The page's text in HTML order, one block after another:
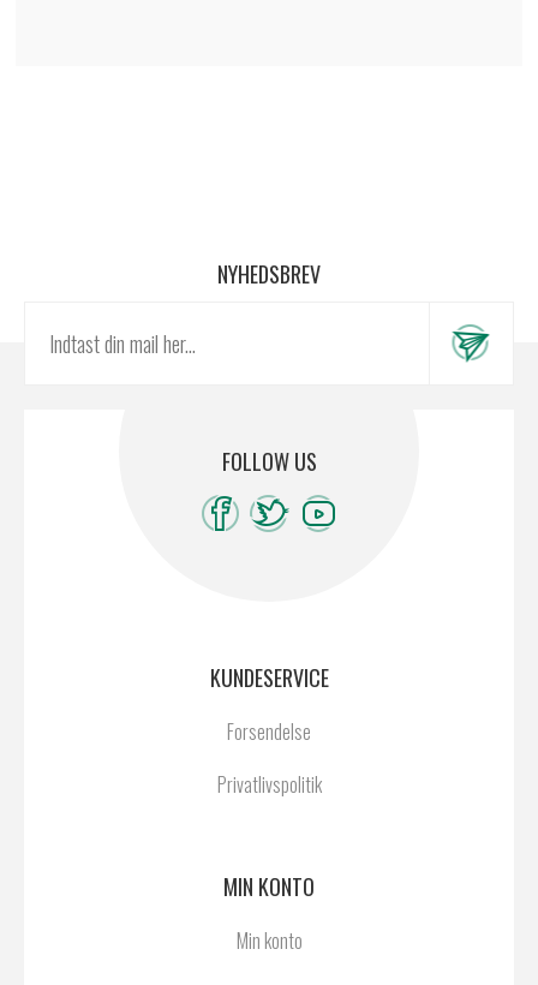
NYHEDSBREV
FOLLOW US
KUNDESERVICE
Forsendelse
Privatlivspolitik
MIN KONTO
Min konto